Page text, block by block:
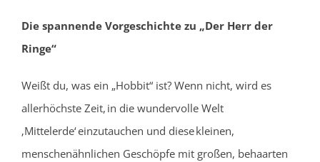
Die spannende Vorgeschichte zu „Der Herr der
Ringe“
Weißt du, was ein „Hobbit“ ist? Wenn nicht, wird es
allerhöchste Zeit, in die wundervolle Welt
‚Mittelerde‘ einzutauchen und diese kleinen,
menschenähnlichen Geschöpfe mit großen, behaarten